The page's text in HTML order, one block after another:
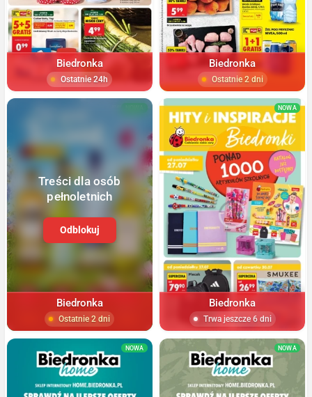
Biedronka
Ostatnie 24h
Biedronka
Ostatnie 2 dni
Treści dla osób
pełnoletnich
Odblokuj
Biedronka
Ostatnie 2 dni
NOWA
Biedronka
Trwa jeszcze 6 dni
NOWA NOWA